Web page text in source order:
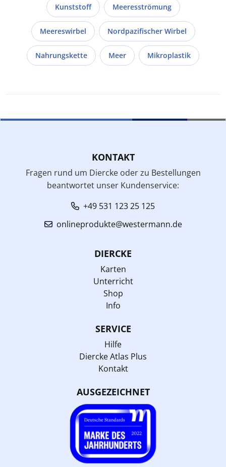
Kunststoff Meeresströmung
Meereswirbel Nordpazifischer Wirbel
Nahrungskette Meer Mikroplastik
KONTAKT
Fragen rund um Diercke oder zu Bestellungen
beantwortet unser Kundenservice:
+49 531 123 25 125
onlineprodukte@westermann.de
DIERCKE
Karten
Unterricht
Shop
Info
SERVICE
Hilfe
Diercke Atlas Plus
Kontakt
AUSGEZEICHNET